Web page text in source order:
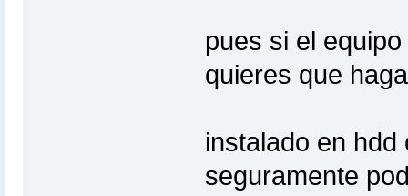
pues si el
quieres que
instalado en
seguramente